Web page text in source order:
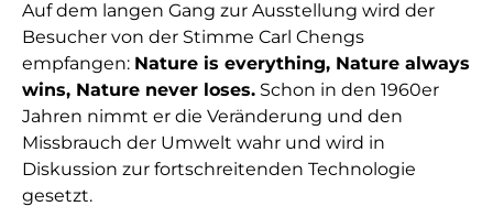
Auf dem langen Gang zur Ausstellung wird der
Besucher von der Stimme Carl Chengs
empfangen: Nature is everything, Nature always
wins, Nature never loses. Schon in den 1960er
Jahren nimmt er die Veränderung und den
Missbrauch der Umwelt wahr und wird in
Diskussion zur fortschreitenden Technologie
gesetzt.